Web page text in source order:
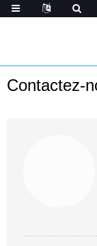
Contactez-